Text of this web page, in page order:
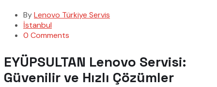
ByLenovo Türkiye Servis
İstanbul
0 Comments
EYÜPSULTAN Lenovo Servisi:
Güvenilir ve Hızlı Çözümler